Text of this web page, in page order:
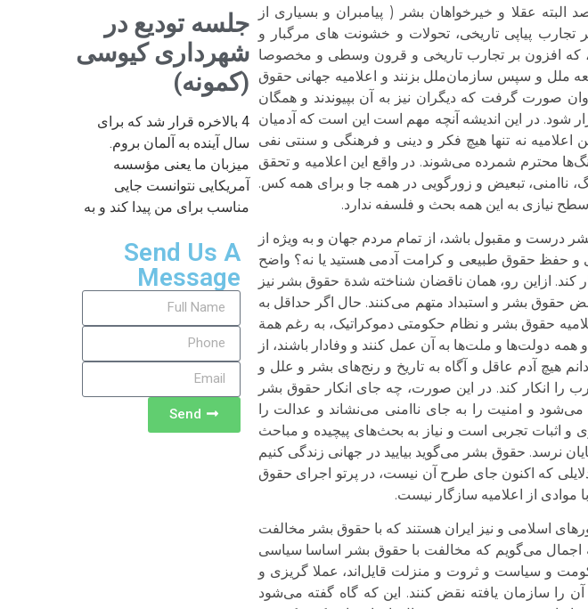
عقلا و خیرخواهان بشر ( پیامبران و بسیاری از
تجارب پیاپی تاریخی، تحولات و خشونت های مرگبار و
که افزون بر تجارب تاریخی و قرون وسطی و مخصوصا
ملل و سپس سازمان‌ملل بزنند و اعلامیه جهانی حقوق
صورت گرفت که دیگران نیز به آن بپیوندند و همگان
شود. در این اندیشه آنچه مهم است این است که آدمیان
نه تنها هیچ فکر و دینی و فرهنگی و سنتی نفی
محترم شمرده می‌شوند. در واقع این اعلامیه و تحقق
تبعیض و زورگویی در همه جا و برای همه کس.
نیازی به این همه بحث و فلسفه ندارد.
درست و مقبول باشد، از تمام مردم جهان و به ویژه از
و حفظ حقوق طبیعی و کرامت آدمی هستید یا نه؟ واضح
کند. ازاین رو، همان ناقضان شناخته شدة حقوق بشر نیز
حقوق بشر و استبداد متهم می‌کنند. حال اگر حداقل به
حقوق بشر و نظام حکومتی دموکراتیک، به رغم همة
دولت‌ها و ملت‌ها به آن عمل کنند و وفادار باشند، از
هیچ آدم عاقل و آگاه به تاریخ و رنج‌های بشر و علل و
انکار کند. در این صورت، چه جای انکار حقوق بشر
و امنیت را به جای ناامنی می‌نشاند و عدالت را
اثبات تجربی است و نیاز به بحث‌های پیچیده و مباحث
حقوق بشر می‌گوید بیایید در جهانی زندگی کنیم
که اکنون جای طرح آن نیست، در پرتو اجرای حقوق
موادی از اعلامیه سازگار نیست.
اسلامی و نیز ایران هستند که با حقوق بشر مخالفت
اجمال می‌گویم که مخالفت با حقوق بشر اساسا سیاسی
و سیاست و ثروت و منزلت قایل‌اند، عملا گریزی و
را سازمان یافته نقض کنند. این که گاه گفته می‌شود
جلسه تودیع در
شهرداری کیوسی
(کمونه)
4 بالاخره قرار شد که برای
سال آینده به آلمان بروم.
میزبان ما یعنی مؤسسه
آمریکایی نتوانست جایی
مناسب برای من پیدا کند و به
Send Us A
Message
Send